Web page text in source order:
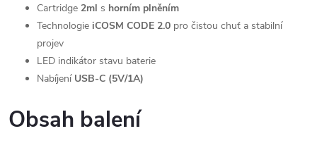
Cartridge 2ml s horním plněním
Technologie iCOSM CODE 2.0 pro čistou chuť a stabilní
projev
LED indikátor stavu baterie
Nabíjení USB-C (5V/1A)
Obsah balení